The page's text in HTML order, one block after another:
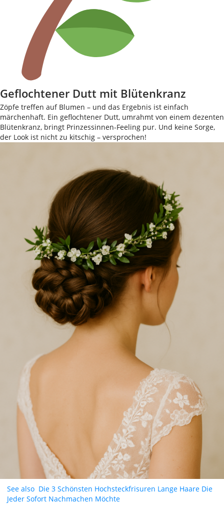
Geflochtener Dutt mit Blütenkranz
Zöpfe treffen auf Blumen – und das Ergebnis ist einfach
märchenhaft. Ein geflochtener Dutt, umrahmt von einem dezenten
Blütenkranz, bringt Prinzessinnen-Feeling pur. Und keine Sorge,
der Look ist nicht zu kitschig – versprochen!
See also Die 3 Schönsten Hochsteckfrisuren Lange Haare Die
Jeder Sofort Nachmachen Möchte